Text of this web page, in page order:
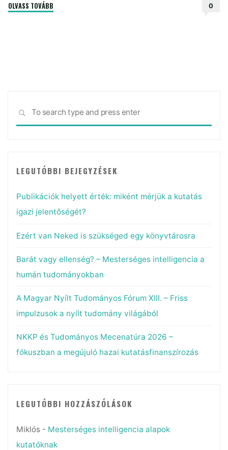
OLVASS TOVÁBB
kulcsfontosságúak
0
SEARCH
LEGUTÓBBI BEJEGYZÉSEK
Publikációk helyett érték: miként mérjük a kutatás
igazi jelentőségét?
Ezért van Neked is szükséged egy könyvtárosra
Barát vagy ellenség? – Mesterséges intelligencia a
humán tudományokban
A Magyar Nyílt Tudományos Fórum XIII. – Friss
impulzusok a nyílt tudomány világából
NKKP és Tudományos Mecenatúra 2026 –
fókuszban a megújuló hazai kutatásfinanszírozás
LEGUTÓBBI HOZZÁSZÓLÁSOK
Miklós- Mesterséges intelligencia alapok
kutatóknak